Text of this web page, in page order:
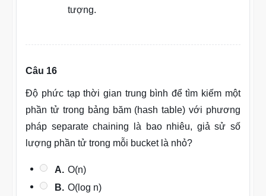
tượng.
Câu 16
Độ phức tạp thời gian trung bình để tìm kiếm một
phần tử trong bảng băm (hash table) với phương
pháp separate chaining là bao nhiêu, giả sử số
lượng phần tử trong mỗi bucket là nhỏ?
A. O(n)
B. O(log n)